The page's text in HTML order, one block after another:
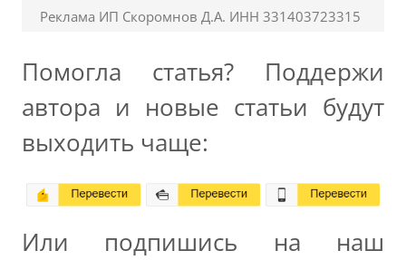
Реклама ИП Скоромнов Д.А. ИНН 331403723315
Помогла статья? Поддержи
автора и новые статьи будут
выходить чаще:
Или подпишись на наш